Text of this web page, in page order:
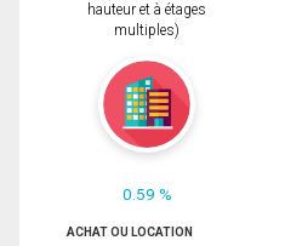
hauteur et à étages
multiples)
0.59 %
ACHAT OU LOCATION